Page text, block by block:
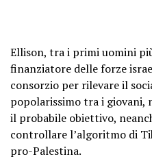
Ellison, tra i primi uomini
finanziatore delle forze
consorzio per rilevare il
popolarissimo tra i giovani,
il probabile obiettivo,
controllare l’algoritmo di
pro-Palestina.